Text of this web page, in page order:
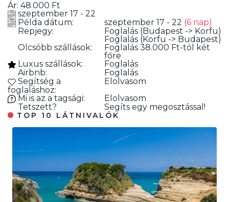
Ár: 48.000 Ft
szeptember 17 - 22
Példa dátum:
szeptember 17 - 22 (6 nap)
Repjegy:
Foglalás (Budapest -> Korfu)
Foglalás (Korfu -> Budapest)
Olcsóbb szállások:
Foglalás 38.000 Ft-tól két
főre
Luxus szállások:
Foglalás
Airbnb:
Foglalás
Segítség a
foglaláshoz:
Elolvasom
Mi is az a tagsági:
Elolvasom
Tetszett?
Segíts egy megosztással!
TOP 10 LÁTNIVALÓK